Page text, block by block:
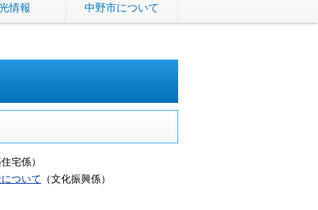
情報 中野市について
宅係）
ついて （文化振興係）